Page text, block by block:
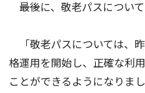
――最後に、敬老パスについて
「敬老パスについては、
格運用を開始し、正確な利
ことができるようになりま